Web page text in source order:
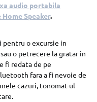
audio portabila
Speaker.
pentru o excursie in
o petrecere la gratar in
fi redata de pe
fara a fi nevoie de
cazuri, tonomat-ul